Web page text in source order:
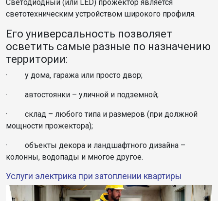
Светодиодный (или LED) прожектор является
светотехническим устройством широкого профиля.
Его универсальность позволяет
осветить самые разные по назначению
территории:
· у дома, гаража или просто двор;
· автостоянки – уличной и подземной;
· склад – любого типа и размеров (при должной
мощности прожектора);
· объекты декора и ландшафтного дизайна –
колонны, водопады и многое другое.
Услуги электрика при затоплении квартиры